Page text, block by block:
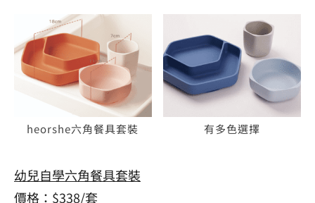
heorshe六角餐具套裝 有多色選擇
幼兒自學六角餐具套裝
價格：$338/套